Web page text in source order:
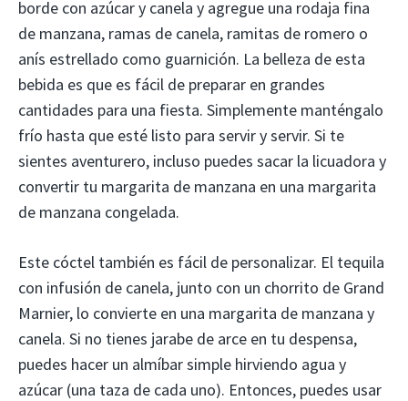
borde con azúcar y canela y agregue una rodaja fina
de manzana, ramas de canela, ramitas de romero o
anís estrellado como guarnición. La belleza de esta
bebida es que es fácil de preparar en grandes
cantidades para una fiesta. Simplemente manténgalo
frío hasta que esté listo para servir y servir. Si te
sientes aventurero, incluso puedes sacar la licuadora y
convertir tu margarita de manzana en una margarita
de manzana congelada.
Este cóctel también es fácil de personalizar. El tequila
con infusión de canela, junto con un chorrito de Grand
Marnier, lo convierte en una margarita de manzana y
canela. Si no tienes jarabe de arce en tu despensa,
puedes hacer un almíbar simple hirviendo agua y
azúcar (una taza de cada uno). Entonces, puedes usar